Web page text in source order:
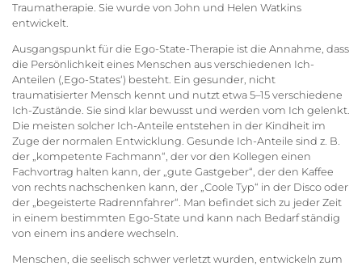
Traumatherapie. Sie wurde von John und Helen Watkins
entwickelt.
Ausgangspunkt für die Ego-State-Therapie ist die Annahme, dass
die Persönlichkeit eines Menschen aus verschiedenen Ich-
Anteilen (‚Ego-States‘) besteht. Ein gesunder, nicht
traumatisierter Mensch kennt und nutzt etwa 5–15 verschiedene
Ich-Zustände. Sie sind klar bewusst und werden vom Ich gelenkt.
Die meisten solcher Ich-Anteile entstehen in der Kindheit im
Zuge der normalen Entwicklung. Gesunde Ich-Anteile sind z. B.
der „kompetente Fachmann“, der vor den Kollegen einen
Fachvortrag halten kann, der „gute Gastgeber“, der den Kaffee
von rechts nachschenken kann, der „Coole Typ“ in der Disco oder
der „begeisterte Radrennfahrer“. Man befindet sich zu jeder Zeit
in einem bestimmten Ego-State und kann nach Bedarf ständig
von einem ins andere wechseln.
Menschen, die seelisch schwer verletzt wurden, entwickeln zum